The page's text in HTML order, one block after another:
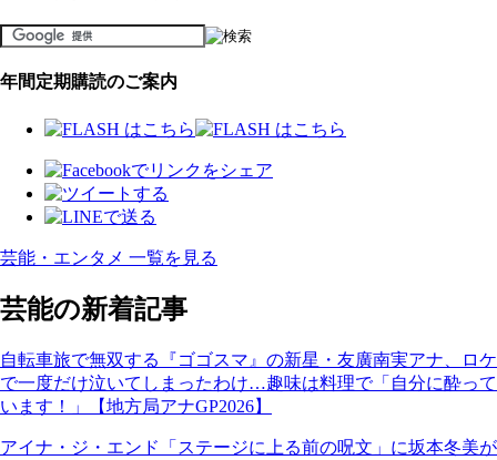
年間定期購読のご案内
芸能・エンタメ 一覧を見る
芸能の新着記事
自転車旅で無双する『ゴゴスマ』の新星・友廣南実アナ、ロケ
で一度だけ泣いてしまったわけ…趣味は料理で「自分に酔って
います！」【地方局アナGP2026】
アイナ・ジ・エンド「ステージに上る前の呪文」に坂本冬美が